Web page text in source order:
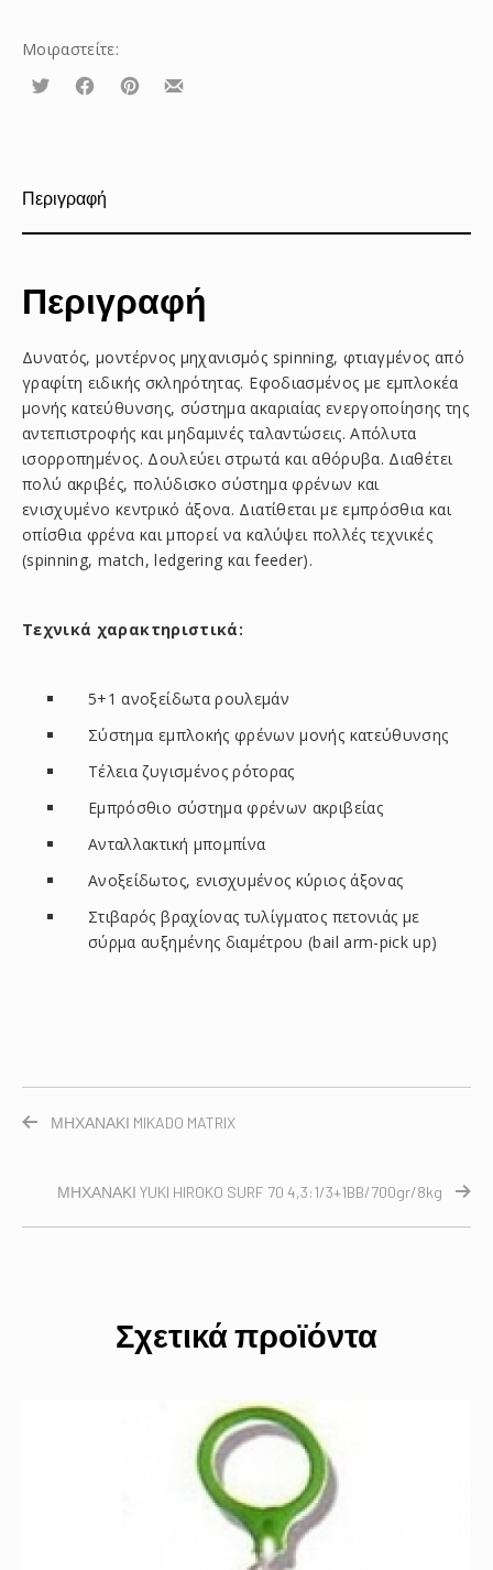
Μοιραστείτε:
Τουίτα ΜοιραστείτεΜοιραστείτεΜοιραστείτε
Περιγραφή
Περιγραφή
Δυνατός, μοντέρνος μηχανισμός spinning, φτιαγμένος από
γραφίτη ειδικής σκληρότητας. Εφοδιασμένος με εμπλοκέα
μονής κατεύθυνσης, σύστημα ακαριαίας ενεργοποίησης της
αντεπιστροφής και μηδαμινές ταλαντώσεις. Απόλυτα
ισορροπημένος. Δουλεύει στρωτά και αθόρυβα. Διαθέτει
πολύ ακριβές, πολύδισκο σύστημα φρένων και
ενισχυμένο κεντρικό άξονα. Διατίθεται με εμπρόσθια και
οπίσθια φρένα και μπορεί να καλύψει πολλές τεχνικές
(spinning, match, ledgering και feeder).
Τεχνικά χαρακτηριστικά:
5+1 ανοξείδωτα ρουλεμάν
Σύστημα εμπλοκής φρένων μονής κατεύθυνσης
Τέλεια ζυγισμένος ρότορας
Εμπρόσθιο σύστημα φρένων ακριβείας
Ανταλλακτική μπομπίνα
Ανοξείδωτος, ενισχυμένος κύριος άξονας
Στιβαρός βραχίονας τυλίγματος πετονιάς με
σύρμα αυξημένης διαμέτρου (bail arm-pick up)
ΜΗΧΑΝΑΚΙ MIKADO MATRIX
ΜΗΧΑΝΑΚΙ YUKI HIROKO SURF 70 4,3:1/3+1BB/700gr/8kg
Σχετικά προϊόντα